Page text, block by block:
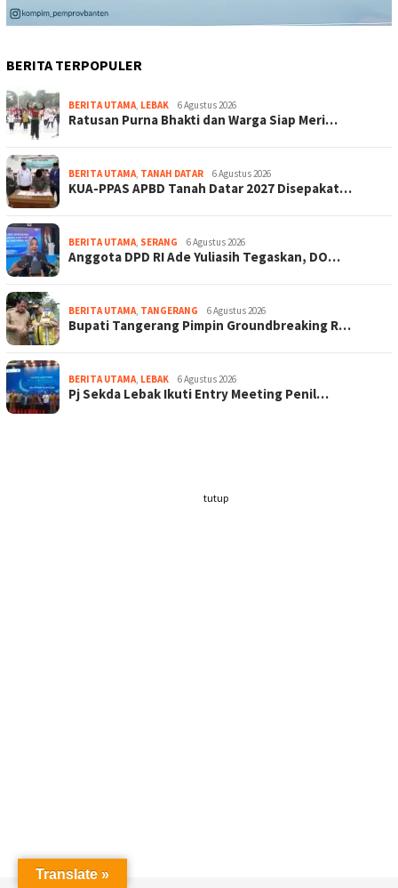
BERITA TERPOPULER
BERITA UTAMA, LEBAK 6 Agustus 2026
Ratusan Purna Bhakti dan Warga Siap Meri…
BERITA UTAMA, TANAH DATAR 6 Agustus 2026
KUA-PPAS APBD Tanah Datar 2027 Disepakat…
BERITA UTAMA, SERANG 6 Agustus 2026
Anggota DPD RI Ade Yuliasih Tegaskan, DO…
BERITA UTAMA, TANGERANG 6 Agustus 2026
Bupati Tangerang Pimpin Groundbreaking R…
BERITA UTAMA, LEBAK 6 Agustus 2026
Pj Sekda Lebak Ikuti Entry Meeting Penil…
tutup
Translate »